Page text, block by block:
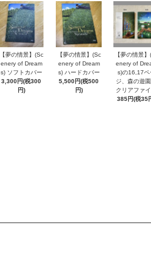
【夢の情景】(Sc
enery of Dream
s) ソフトカバー
3,300円(税300
円)
【夢の情景】(Sc
enery of Dream
s) ハードカバー
5,500円(税500
円)
【夢の情景
enery of
s)の16,17ペ
ジ、森の遊
クリアファ
385円(税35